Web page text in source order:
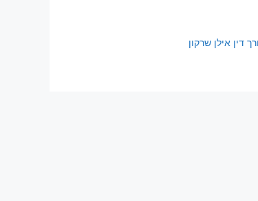
דין אילן שרקון